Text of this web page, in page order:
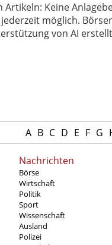
Artikeln: Keine
möglich.
von AI
A B C D E F G
Nachrichten
Börse
Wirtschaft
Politik
Sport
Wissenschaft
Ausland
Polizei